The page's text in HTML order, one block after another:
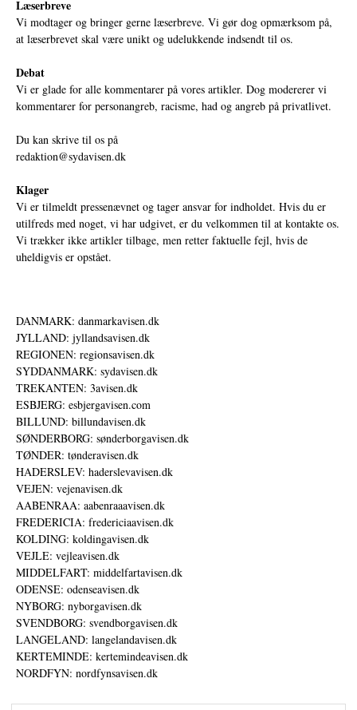
Læserbreve
Vi modtager og bringer gerne læserbreve. Vi gør dog opmærksom på,
at læserbrevet skal være unikt og udelukkende indsendt til os.
Debat
Vi er glade for alle kommentarer på vores artikler. Dog modererer vi
kommentarer for personangreb, racisme, had og angreb på privatlivet.
Du kan skrive til os på
redaktion@sydavisen.dk
Klager
Vi er tilmeldt pressenævnet og tager ansvar for indholdet. Hvis du er
utilfreds med noget, vi har udgivet, er du velkommen til at kontakte os.
Vi trækker ikke artikler tilbage, men retter faktuelle fejl, hvis de
uheldigvis er opstået.
DANMARK: danmarkavisen.dk
JYLLAND: jyllandsavisen.dk
REGIONEN: regionsavisen.dk
SYDDANMARK: sydavisen.dk
TREKANTEN: 3avisen.dk
ESBJERG: esbjergavisen.com
BILLUND: billundavisen.dk
SØNDERBORG: sønderborgavisen.dk
TØNDER: tønderavisen.dk
HADERSLEV: haderslevavisen.dk
VEJEN: vejenavisen.dk
AABENRAA: aabenraaavisen.dk
FREDERICIA: fredericiaavisen.dk
KOLDING: koldingavisen.dk
VEJLE: vejleavisen.dk
MIDDELFART: middelfartavisen.dk
ODENSE: odenseavisen.dk
NYBORG: nyborgavisen.dk
SVENDBORG: svendborgavisen.dk
LANGELAND: langelandavisen.dk
KERTEMINDE: kertemindeavisen.dk
NORDFYN: nordfynsavisen.dk